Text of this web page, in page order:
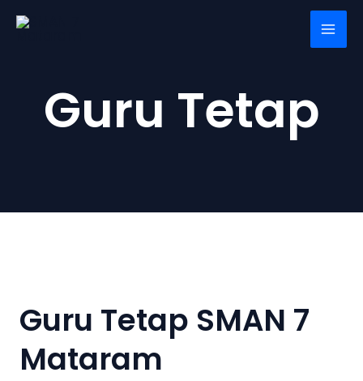
Skip
Main
Guru Tetap
Guru Tetap SMAN 7
Mataram